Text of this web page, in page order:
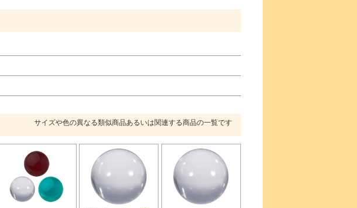
サイズや色の異なる類似商品あるいは関連する商品の一覧です